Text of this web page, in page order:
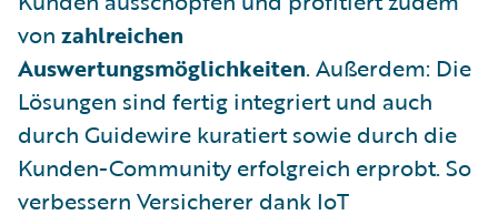
von zahlreichen
Auswertungsmöglichkeiten. Außerdem: Die
Lösungen sind fertig integriert und auch
durch Guidewire kuratiert sowie durch die
Kunden-Community erfolgreich erprobt. So
verbessern Versicherer dank IoT